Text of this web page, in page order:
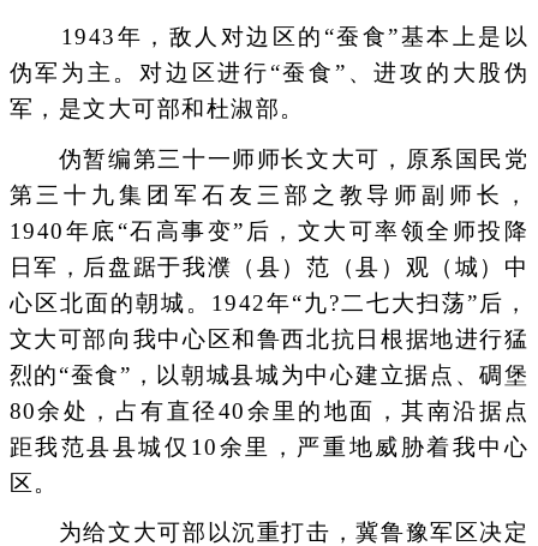
1943年，敌人对边区的“蚕食”基本上是以
伪军为主。对边区进行“蚕食”、进攻的大股伪
军，是文大可部和杜淑部。
伪暂编第三十一师师长文大可，原系国民党
第三十九集团军石友三部之教导师副师长，
1940年底“石高事变”后，文大可率领全师投降
日军，后盘踞于我濮（县）范（县）观（城）中
心区北面的朝城。1942年“九?二七大扫荡”后，
文大可部向我中心区和鲁西北抗日根据地进行猛
烈的“蚕食”，以朝城县城为中心建立据点、碉堡
80余处，占有直径40余里的地面，其南沿据点
距我范县县城仅10余里，严重地威胁着我中心
区。
为给文大可部以沉重打击，冀鲁豫军区决定